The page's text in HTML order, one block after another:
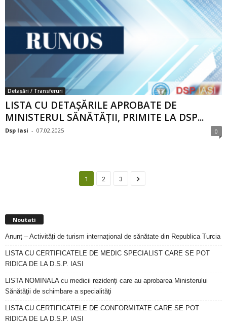
Detașări / Transferuri
LISTA CU DETAȘĂRILE APROBATE DE
MINISTERUL SĂNĂTĂȚII, PRIMITE LA DSP...
Dsp Iasi - 07.02.2025 0
1 2 3
Noutati
Anunț – Activități de turism internațional de sănătate din Republica Turcia
LISTA CU CERTIFICATELE DE MEDIC SPECIALIST CARE SE POT
RIDICA DE LA D.S.P. IASI
LISTA NOMINALA cu medicii rezidenţi care au aprobarea Ministerului
Sănătăţii de schimbare a specialităţi
LISTA CU CERTIFICATELE DE CONFORMITATE CARE SE POT
RIDICA DE LA D.S.P. IASI